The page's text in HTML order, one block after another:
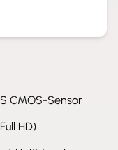
CVI und
EX-SDI, HD-
ebenso wie
Indoor
CMOS-Sensor
HD)